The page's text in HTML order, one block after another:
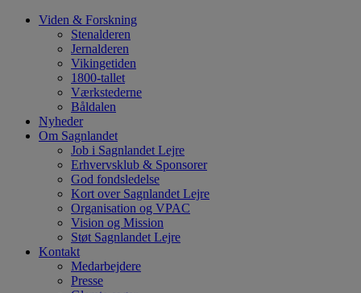
Hop
Viden & Forskning
Stenalderen
Jernalderen
Vikingetiden
1800-tallet
Værkstederne
Båldalen
Nyheder
Om Sagnlandet
Job i Sagnlandet Lejre
Erhvervsklub & Sponsorer
God fondsledelse
Kort over Sagnlandet Lejre
Organisation og VPAC
Vision og Mission
Støt Sagnlandet Lejre
Kontakt
Medarbejdere
Presse